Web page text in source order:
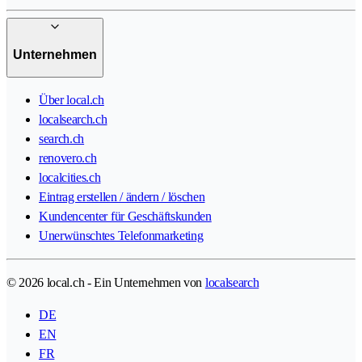
Unternehmen
Über local.ch
localsearch.ch
search.ch
renovero.ch
localcities.ch
Eintrag erstellen / ändern / löschen
Kundencenter für Geschäftskunden
Unerwünschtes Telefonmarketing
© 2026 local.ch - Ein Unternehmen von localsearch
DE
EN
FR